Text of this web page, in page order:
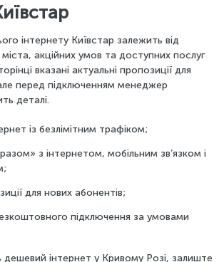
інтернету Київстар залежить від
акційних умов та доступних послуг
вказані актуальні пропозиції для
перед підключенням менеджер
деталі.
із безлімітним трафіком;
з інтернетом, мобільним зв’язком і
для нових абонентів;
підключення за умовами
дешевий інтернет у Кривому Розі, залиште